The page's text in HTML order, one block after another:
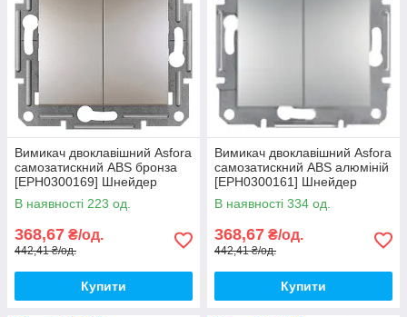
Вимикач двоклавішний Asfora
самозатискний ABS бронза
[EPH0300169] Шнейдер
Електрік
В наявності 223 од.
368,67 ₴/од.
442,41 ₴/од.
Купити
Вимикач двоклавішний Asfora
самозатискний ABS алюміній
[EPH0300161] Шнейдер
Електрік
В наявності 334 од.
368,67 ₴/од.
442,41 ₴/од.
Купити